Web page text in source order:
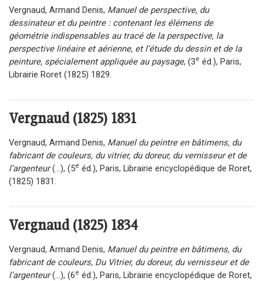
Vergnaud, Armand Denis, Manuel de perspective, du
dessinateur et du peintre : contenant les élémens de
géométrie indispensables au tracé de la perspective, la
perspective linéaire et aérienne, et l’étude du dessin et de la
peinture, spécialement appliquée au paysage, (3e éd.), Paris,
Librairie Roret (1825) 1829.
Vergnaud (1825) 1831
Vergnaud, Armand Denis, Manuel du peintre en bâtimens, du
fabricant de couleurs, du vitrier, du doreur, du vernisseur et de
l’argenteur(...), (5e éd.), Paris, Librairie encyclopédique de Roret,
(1825) 1831.
Vergnaud (1825) 1834
Vergnaud, Armand Denis, Manuel du peintre en bâtimens, du
fabricant de couleurs, Du Vitrier, du doreur, du vernisseur et de
l’argenteur(...), (6e éd.), Paris, Librairie encyclopédique de Roret,